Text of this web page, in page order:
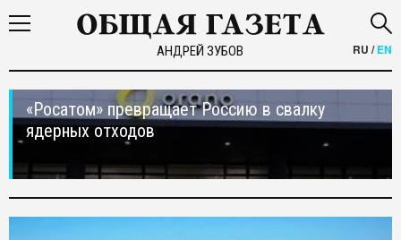
АНДРЕЙ ЗУБОВ RU /EN
«Росатом» превращает Россию в свалку
ядерных отходов